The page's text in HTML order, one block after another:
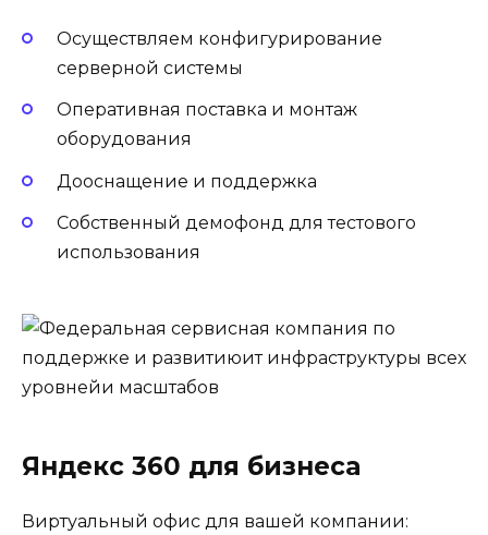
Осуществляем конфигурирование
серверной системы
Оперативная поставка и монтаж
оборудования
Дооснащение и поддержка
Собственный демофонд для тестового
использования
Яндекс 360 для бизнеса
Виртуальный офис для вашей компании: